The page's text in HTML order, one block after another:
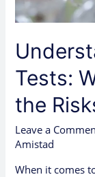
Tests:
the
Leave a
Amistad
When it comes
of
Skipping